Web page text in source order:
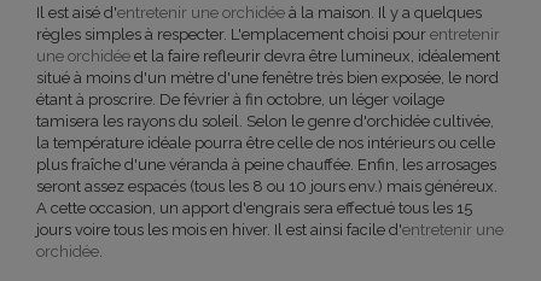
Il est aisé d'entretenir une orchidée à la maison. Il y a quelques
règles simples à respecter. L'emplacement choisi pour entretenir
une orchidée et la faire refleurir devra être lumineux, idéalement
situé à moins d'un mètre d'une fenêtre très bien exposée, le nord
étant à proscrire. De février à fin octobre, un léger voilage
tamisera les rayons du soleil. Selon le genre d'orchidée cultivée,
la température idéale pourra être celle de nos intérieurs ou celle
plus fraîche d'une véranda à peine chauffée. Enfin, les arrosages
seront assez espacés (tous les 8 ou 10 jours env.) mais généreux.
A cette occasion, un apport d'engrais sera effectué tous les 15
jours voire tous les mois en hiver. Il est ainsi facile d'entretenir une
orchidée